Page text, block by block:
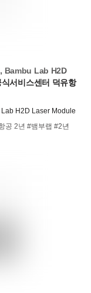
Bambu Lab H2D
서비스센터 덕유항
H2D Laser Module
공 2년 #뱀부랩 #2년